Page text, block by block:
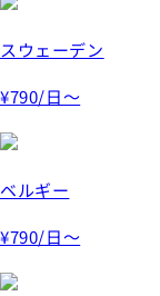
スウェーデン
¥790/日～
ベルギー
¥790/日～